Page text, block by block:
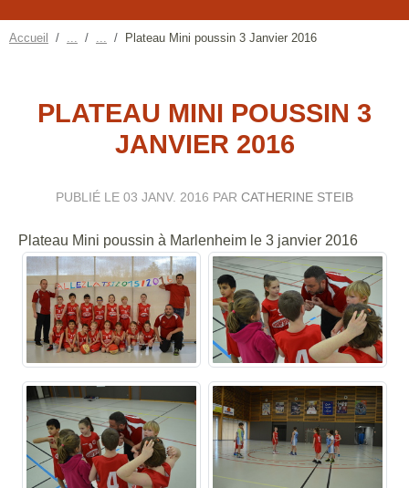
Accueil Plateau Mini poussin 3 Janvier 2016
PLATEAU MINI POUSSIN 3
JANVIER 2016
PUBLIÉ LE 03 JANV. 2016 PAR CATHERINE STEIB
Plateau Mini poussin à Marlenheim le 3 janvier 2016